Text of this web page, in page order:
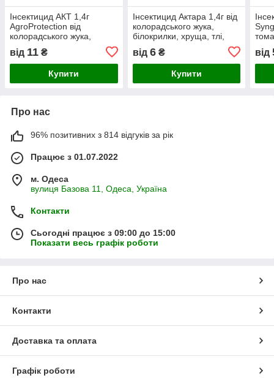
Інсектицид АКТ 1,4г
AgroProtection від
колорадського жука,
гусениць
від 11 ₴
Купити
Інсектицид Актара 1,4г від
колорадського жука,
білокрилки, хруща, тлі,
від 6₴
Купити
від
Про нас
96% позитивних з 814 відгуків за рік
Працює з 01.07.2022
м. Одеса
вулиця Базова 11, Одеса, Україна
Контакти
Сьогодні працює з 09:00 до 15:00
Показати весь графік роботи
Про нас
Контакти
Доставка та оплата
Графік роботи